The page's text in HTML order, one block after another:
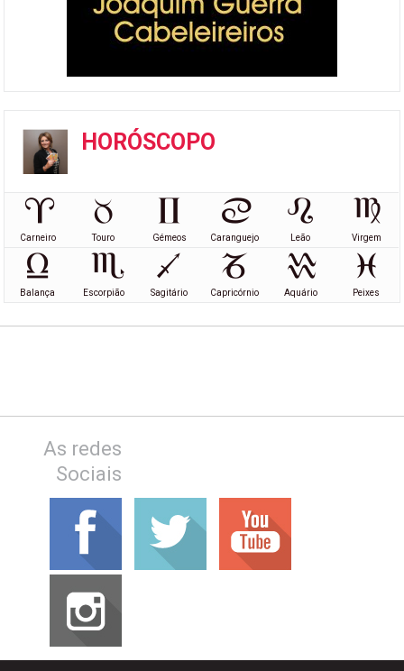
HORÓSCOPO
Carneiro Touro Gémeos Caranguejo Leão Virgem
Balança Escorpião Sagitário Capricórnio Aquário Peixes
As redes
Sociais